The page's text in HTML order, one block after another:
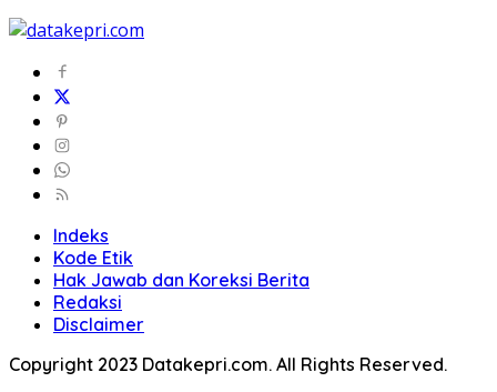
Indeks
Kode Etik
Hak Jawab dan Koreksi Berita
Redaksi
Disclaimer
Copyright 2023 Datakepri.com. All Rights Reserved.